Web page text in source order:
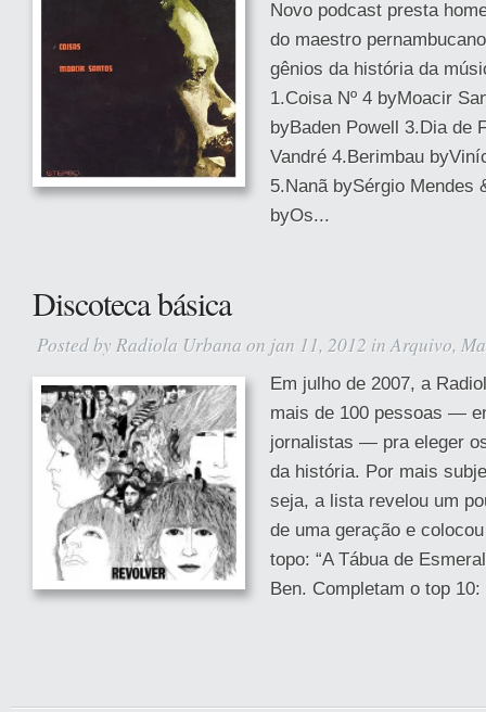
Novo podcast presta
do maestro
gênios da história da
1.Coisa Nº 4 byMoacir
byBaden Powell 3.Dia de
Vandré 4.Berimbau
5.Nanã bySérgio Mendes
byOs...
Discoteca básica
Posted by Radiola Urbana on jan 11, 2012 inArquivo,
Em julho de 2007, a
mais de 100 pessoas —
jornalistas — pra eleger
da história. Por mais
seja, a lista revelou um
de uma geração e
topo: “A Tábua de
Ben. Completam o top 10: